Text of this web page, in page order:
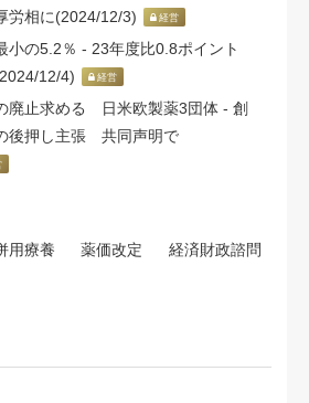
労相に(2024/12/3)
経営
小の5.2％ - 23年度比0.8ポイント
12/4)
経営
廃止求める 日米欧製薬3団体 - 創
後押し主張 共同声明で
用療養 薬価改定
経済財政諮問